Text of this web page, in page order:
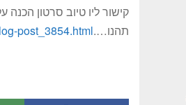
קישור ליו טיוב סרטון
תהנו….post_3854.html